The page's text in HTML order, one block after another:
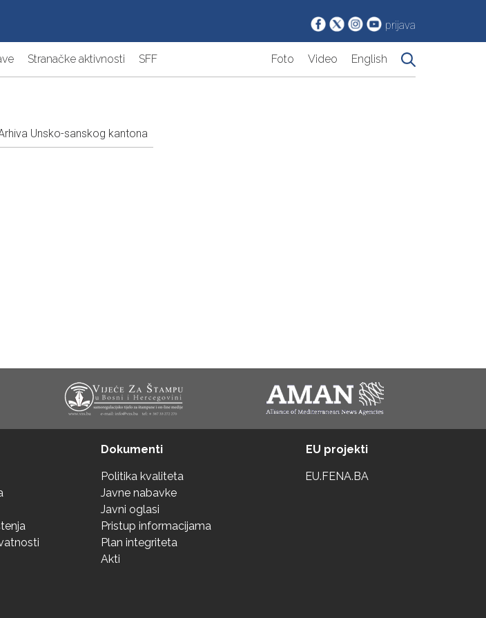
prijava
Stranačke aktivnosti SFF Foto Video English
Unsko-sanskog kantona
Dokumenti
Politika kvaliteta
Javne nabavke
Javni oglasi
Pristup informacijama
Plan integriteta
Akti
EU projekti
EU.FENA.BA